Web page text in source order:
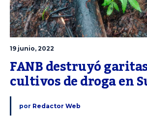
19 junio, 2022
FANB destruyó
cultivos de droga en
por Redactor Web